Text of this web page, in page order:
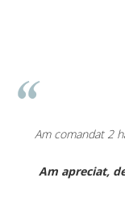
și arată exact ca în
rapidă și oferta